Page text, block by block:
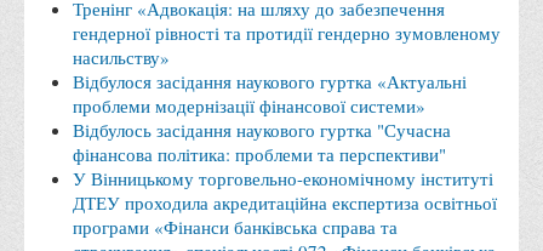
Репозиторій
Структура
Адміністрація
Факультети
Обліково-фінансовий
Торгівлі, маркетингу та сфери обслуговування
Тренінг «Адвокація: на шляху до забезпечення
гендерної рівності та протидії гендерно зумовленому
насильству»
Відбулося засідання наукового гуртка «Актуальні
проблеми модернізації фінансової системи»
Відбулось засідання наукового гуртка "Сучасна
фінансова політика: проблеми та перспективи"
У Вінницькому торговельно-економічному інституті
ДТЕУ проходила акредитаційна експертиза освітньої
програми «Фінанси банківська справа та